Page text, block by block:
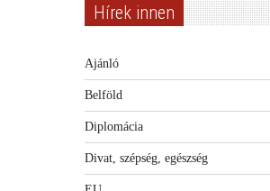
Hírek innen
Ajánló
Belföld
Diplomácia
Divat, szépség, egészség